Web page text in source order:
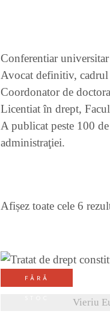
Conferentiar
Avocat definitiv,
Coordonator de
Licentiat în drept,
A publicat peste 100
administraţiei.
Afișez toate cele 6
FĂRĂ
Vieriu